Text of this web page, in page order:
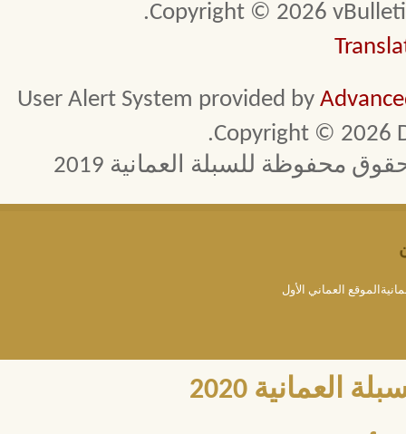
Copyright © 2026
User Alert System provided by
Copyright © 2026
محفوظة للسبلة العمانية 2019
العماني الأول
2020